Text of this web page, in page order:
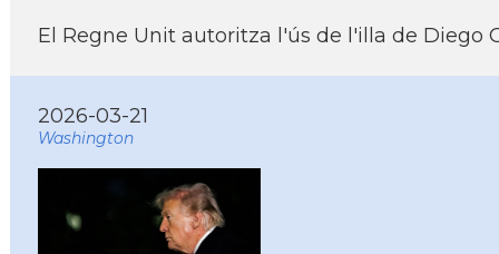
El Regne Unit autoritza l'ús de l'illa de Diego
2026-03-21
Washington